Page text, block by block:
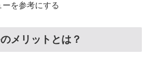
を参考にする
メリットとは？